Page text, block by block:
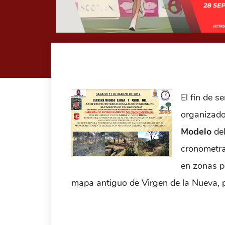
El fin de
Modelo
en zonas
mapa antiguo de Virgen de la